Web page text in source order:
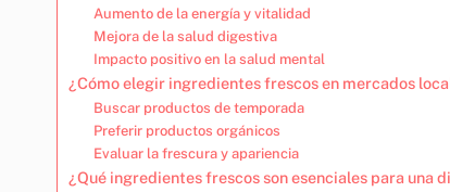
Aumento de la energía y vitalidad
Mejora de la salud digestiva
Impacto positivo en la salud mental
¿Cómo elegir ingredientes frescos en mercados
Buscar productos de temporada
Preferir productos orgánicos
Evaluar la frescura y apariencia
¿Qué ingredientes frescos son esenciales para una